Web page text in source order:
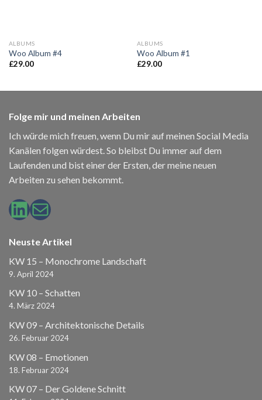
ALBUMS
Woo Album #4
£29.00
ALBUMS
Woo Album #1
£29.00
Folge mir und meinen Arbeiten
Ich würde mich freuen, wenn Du mir auf meinen Social Media
Kanälen folgen würdest. So bleibst Du immer auf dem
Laufenden und bist einer der Ersten, der meine neuen
Arbeiten zu sehen bekommt.
LinkedIn
E-Mail
Neuste Artikel
KW 15 – Monochrome Landschaft
9. April 2024
KW 10 – Schatten
4. März 2024
KW 09 – Architektonische Details
26. Februar 2024
KW 08 – Emotionen
18. Februar 2024
KW 07 – Der Goldene Schnitt